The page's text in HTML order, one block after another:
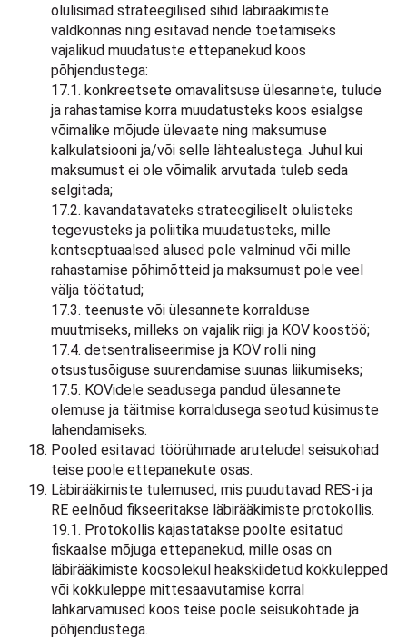
olulisimad strateegilised sihid läbirääkimiste
valdkonnas ning esitavad nende toetamiseks
vajalikud muudatuste ettepanekud koos
põhjendustega:
17.1. konkreetsete omavalitsuse ülesannete, tulude
ja rahastamise korra muudatusteks koos esialgse
võimalike mõjude ülevaate ning maksumuse
kalkulatsiooni ja/või selle lähtealustega. Juhul kui
maksumust ei ole võimalik arvutada tuleb seda
selgitada;
17.2. kavandatavateks strateegiliselt olulisteks
tegevusteks ja poliitika muudatusteks, mille
kontseptuaalsed alused pole valminud või mille
rahastamise põhimõtteid ja maksumust pole veel
välja töötatud;
17.3. teenuste või ülesannete korralduse
muutmiseks, milleks on vajalik riigi ja KOV koostöö;
17.4. detsentraliseerimise ja KOV rolli ning
otsustusõiguse suurendamise suunas liikumiseks;
17.5. KOVidele seadusega pandud ülesannete
olemuse ja täitmise korraldusega seotud küsimuste
lahendamiseks.
Pooled esitavad töörühmade aruteludel seisukohad
teise poole ettepanekute osas.
Läbirääkimiste tulemused, mis puudutavad RES-i ja
RE eelnõud fikseeritakse läbirääkimiste protokollis.
19.1. Protokollis kajastatakse poolte esitatud
fiskaalse mõjuga ettepanekud, mille osas on
läbirääkimiste koosolekul heakskiidetud kokkulepped
või kokkuleppe mittesaavutamise korral
lahkarvamused koos teise poole seisukohtade ja
põhjendustega.